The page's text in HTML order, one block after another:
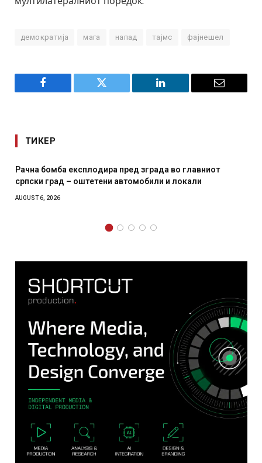
демократија мага напад тајмс фајнешел
Facebook Twitter LinkedIn Email
ТИКЕР
пред зграда во главниот
автомобили и локали
И Данска се
месечна воена